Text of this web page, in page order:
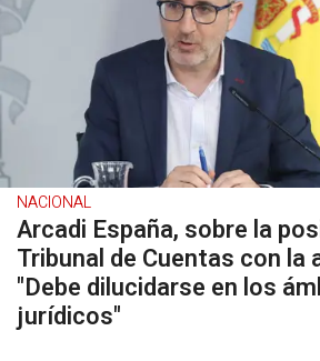
NACIONAL
Arcadi España, sobre la
Tribunal de Cuentas con la
"Debe dilucidarse en los
jurídicos"